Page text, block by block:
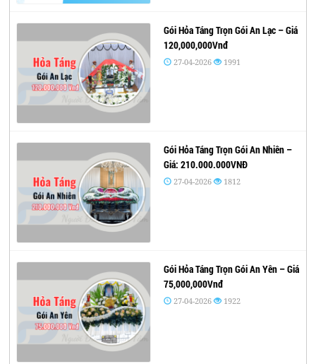
Gói Hỏa Táng Trọn Gói An Lạc – Giá
120,000,000Vnđ
27-04-2026 1991
Gói Hỏa Táng Trọn Gói An Nhiên –
Giá: 210.000.000VNĐ
27-04-2026 1812
Gói Hỏa Táng Trọn Gói An Yên – Giá
75,000,000Vnđ
27-04-2026 1922